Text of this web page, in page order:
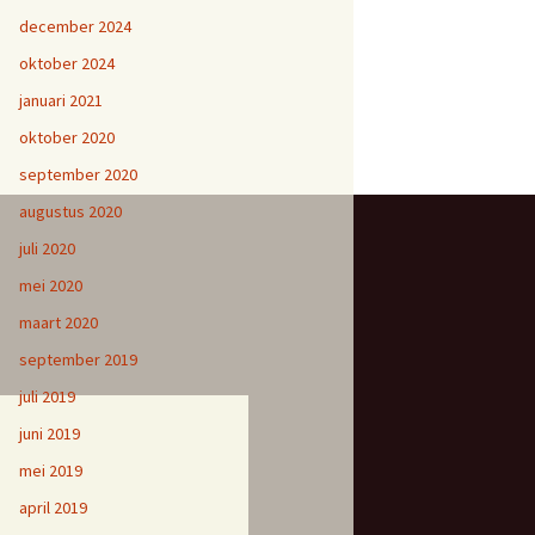
december 2024
oktober 2024
januari 2021
oktober 2020
september 2020
augustus 2020
juli 2020
mei 2020
maart 2020
september 2019
juli 2019
juni 2019
mei 2019
april 2019